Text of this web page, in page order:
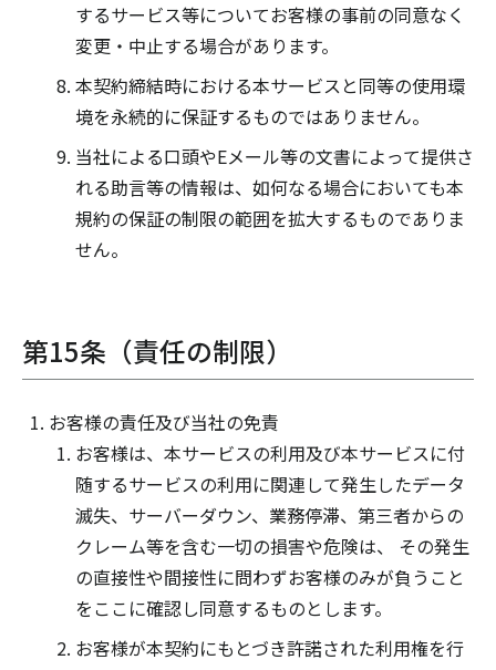
するサービス等についてお客様の事前の同意なく
変更・中止する場合があります。
本契約締結時における本サービスと同等の使用環
境を永続的に保証するものではありません。
当社による口頭やEメール等の文書によって提供さ
れる助言等の情報は、如何なる場合においても本
規約の保証の制限の範囲を拡大するものでありま
せん。
第15条（責任の制限）
お客様の責任及び当社の免責
お客様は、本サービスの利用及び本サービスに付
随するサービスの利用に関連して発生したデータ
滅失、サーバーダウン、業務停滞、第三者からの
クレーム等を含む一切の損害や危険は、 その発生
の直接性や間接性に問わずお客様のみが負うこと
をここに確認し同意するものとします。
お客様が本契約にもとづき許諾された利用権を行